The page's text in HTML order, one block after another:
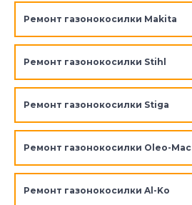
Ремонт газонокосилки Makita
Ремонт газонокосилки Stihl
Ремонт газонокосилки Stiga
Ремонт газонокосилки Oleo-Mac
Ремонт газонокосилки Al-Ko